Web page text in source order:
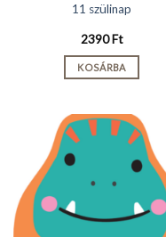
11 szülinap
2390Ft
KOSÁRBA